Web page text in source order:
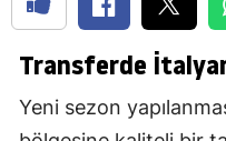
Transferde
Yeni sezon